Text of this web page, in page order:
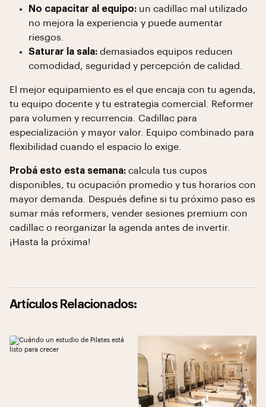
No capacitar al equipo: un cadillac mal utilizado
no mejora la experiencia y puede aumentar
riesgos.
Saturar la sala: demasiados equipos reducen
comodidad, seguridad y percepción de calidad.
El mejor equipamiento es el que encaja con tu agenda,
tu equipo docente y tu estrategia comercial. Reformer
para volumen y recurrencia. Cadillac para
especialización y mayor valor. Equipo combinado para
flexibilidad cuando el espacio lo exige.
Probá esto esta semana: calcula tus cupos
disponibles, tu ocupación promedio y tus horarios con
mayor demanda. Después define si tu próximo paso es
sumar más reformers, vender sesiones premium con
cadillac o reorganizar la agenda antes de invertir.
¡Hasta la próxima!
Artículos Relacionados: